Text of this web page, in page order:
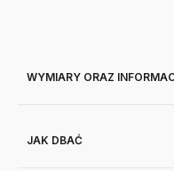
WYMIARY ORAZ
JAK DBAĆ